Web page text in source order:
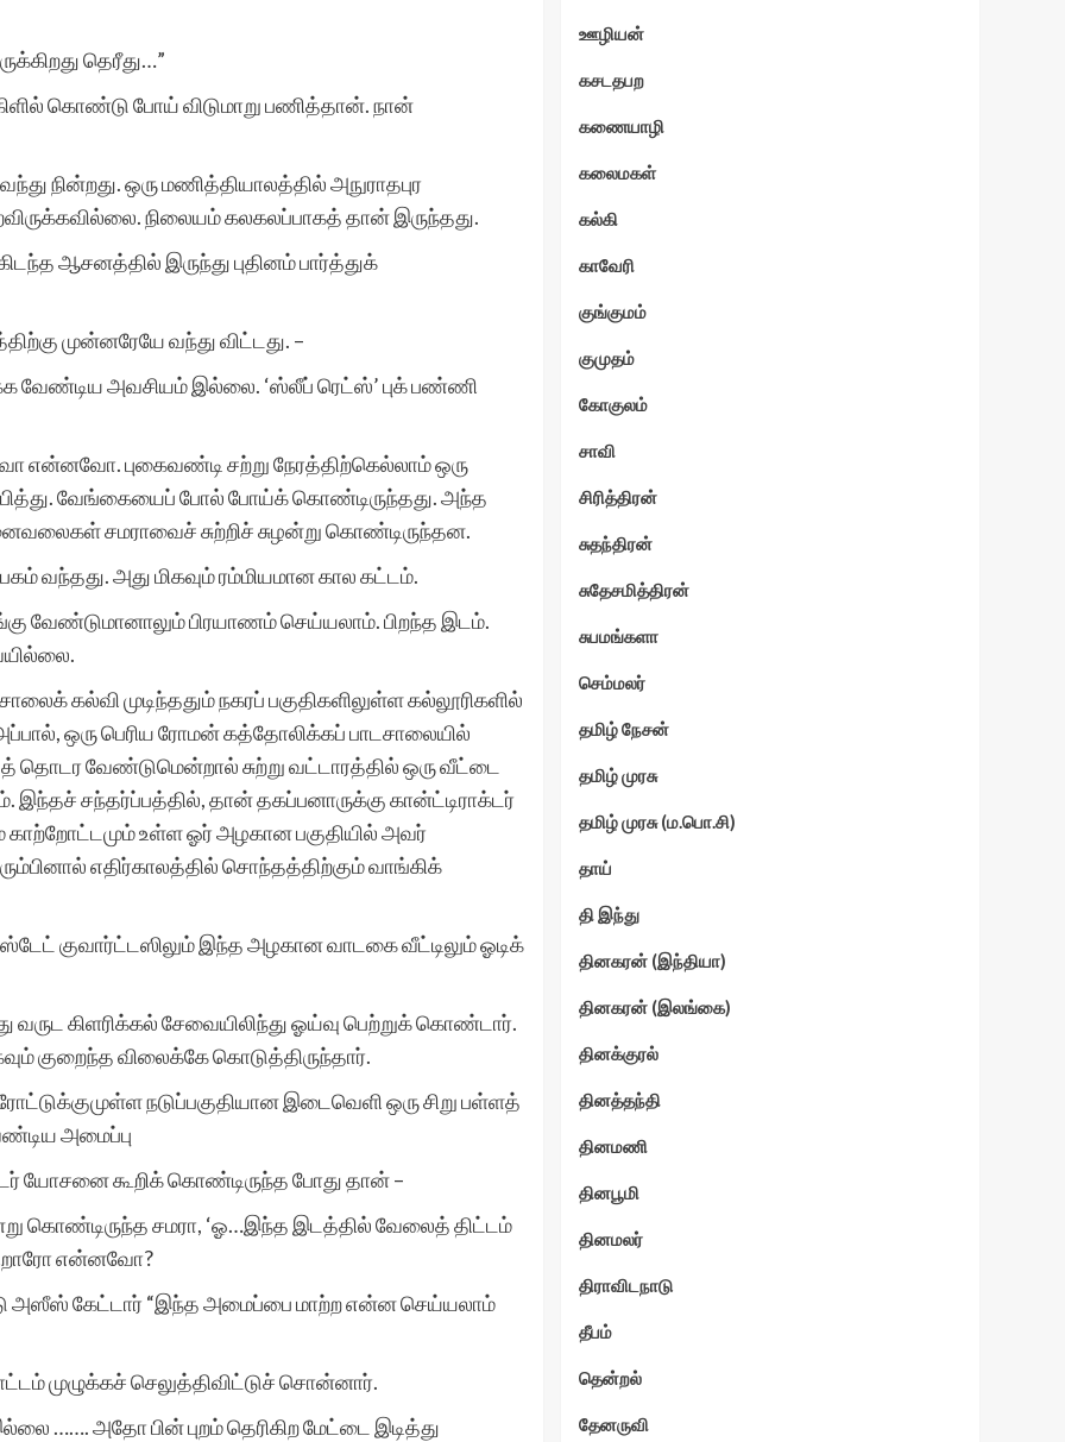
தெரீது…”
கொண்டு போய் விடுமாறு பணித்தான். நான்
நின்றது. ஒரு மணித்தியாலத்தில் அநுராதபுர
நிலையம் கலகலப்பாகத் தான் இருந்தது.
ஆசனத்தில் இருந்து புதினம் பார்த்துக்
முன்னரேயே வந்து விட்டது. –
வேண்டிய அவசியம் இல்லை. ‘ஸ்லீப் ரெட்ஸ்’ புக் பண்ணி
புகைவண்டி சற்று நேரத்திற்கெல்லாம் ஒரு
வேங்கையைப் போல் போய்க் கொண்டிருந்தது. அந்த
சமராவைச் சுற்றிச் சுழன்று கொண்டிருந்தன.
வந்தது. அது மிகவும் ரம்மியமான கால கட்டம்.
வேண்டுமானாலும் பிரயாணம் செய்யலாம். பிறந்த இடம்.
கல்வி முடிந்ததும் நகரப் பகுதிகளிலுள்ள கல்லூரிகளில்
ஒரு பெரிய ரோமன் கத்தோலிக்கப் பாடசாலையில்
தொடர வேண்டுமென்றால் சுற்று வட்டாரத்தில் ஒரு வீட்டை
இந்தச் சந்தர்ப்பத்தில், தான் தகப்பனாருக்கு கான்ட்டிராக்டர்
காற்றோட்டமும் உள்ள ஓர் அழகான பகுதியில் அவர்
எதிர்காலத்தில் சொந்தத்திற்கும் வாங்கிக்
குவார்ட்டஸிலும் இந்த அழகான வாடகை வீட்டிலும் ஓடிக்
கிளரிக்கல் சேவையிலிந்து ஓய்வு பெற்றுக் கொண்டார்.
குறைந்த விலைக்கே கொடுத்திருந்தார்.
நடுப்பகுதியான இடைவெளி ஒரு சிறு பள்ளத்
அமைப்பு
யோசனை கூறிக் கொண்டிருந்த போது தான் –
கொண்டிருந்த சமரா, ‘ஓ…இந்த இடத்தில் வேலைத் திட்டம்
என்னவோ?
அஸீஸ் கேட்டார் “இந்த அமைப்பை மாற்ற என்ன செய்யலாம்
முழுக்கச் செலுத்திவிட்டுச் சொன்னார்.
……. அதோ பின் புறம் தெரிகிற மேட்டை இடித்து
வெற்றிகளையும் அடைய
வேண்டுகிறேன். எனது
வாழ்த்துகள்.
ஊழியன்
கசடதபற
கணையாழி
கலைமகள்
கல்கி
காவேரி
குங்குமம்
குமுதம்
கோகுலம்
சாவி
சிரித்திரன்
சுதந்திரன்
சுதேசமித்திரன்
சுபமங்களா
செம்மலர்
தமிழ் நேசன்
தமிழ் முரசு
தமிழ் முரசு (ம.பொ.சி)
தாய்
தி இந்து
தினகரன் (இந்தியா)
தினகரன் (இலங்கை)
தினக்குரல்
தினத்தந்தி
தினமணி
தினபூமி
தினமலர்
திராவிடநாடு
தீபம்
தென்றல்
தேனருவி